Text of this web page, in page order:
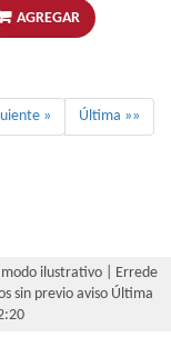
AGREGAR
» Última »»
modo ilustrativo | Errede
sin previo aviso Última